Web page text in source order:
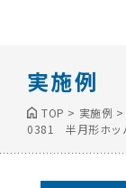
実施例
TOP > 実施例 >
0381 半月形ホッ